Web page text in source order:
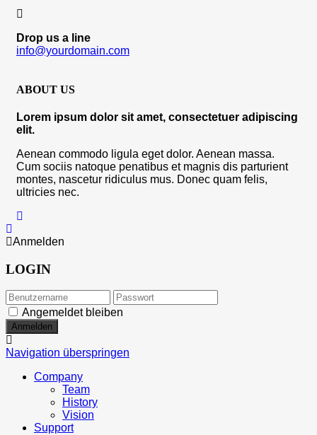
Drop us a line
info@yourdomain.com
ABOUT US
Lorem ipsum dolor sit amet, consectetuer adipiscing
elit.
Aenean commodo ligula eget dolor. Aenean massa.
Cum sociis natoque penatibus et magnis dis parturient
montes, nascetur ridiculus mus. Donec quam felis,
ultricies nec.
Anmelden
LOGIN
Angemeldet bleiben
Navigation überspringen
Company
Team
History
Vision
Support